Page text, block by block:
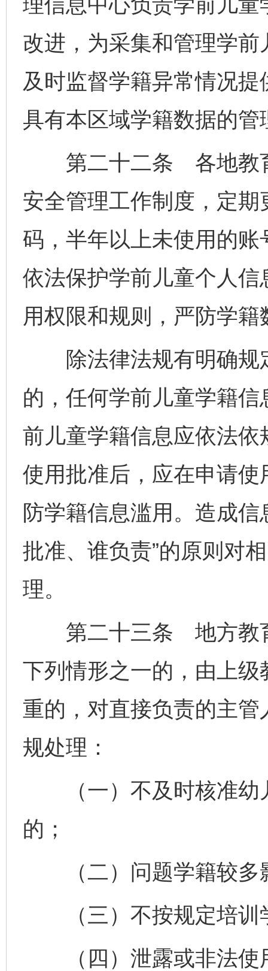
改进，为采集和管理学
及时监督学籍异常情况
具有本区域学籍数据的管
第二十二条 各地教育
安全管理工作制度，定
码，半年以上未使用的
依法保护学前儿童个人
用权限和规则，严防学籍
除法律法规有明确规
的，任何学前儿童学籍
前儿童学籍信息应依法
使用批准后，应在申请
防学籍信息滥用。造成
批准、谁负责”的原则对
理。
第二十三条 地方教育
下列情形之一的，由上
重的，对直接负责的主
规处理：
（一）不及时核准幼
的；
（二）问题学籍较多
（三）不按规定培训
（四）泄露或非法使